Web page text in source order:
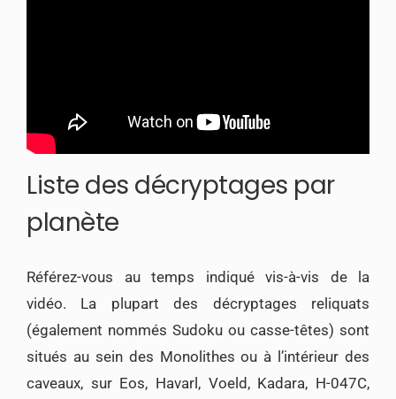
Liste des décryptages par
planète
Référez-vous au temps indiqué vis-à-vis de la
vidéo. La plupart des décryptages reliquats
(également nommés Sudoku ou casse-têtes) sont
situés au sein des Monolithes ou à l’intérieur des
caveaux, sur Eos, Havarl, Voeld, Kadara, H-047C,